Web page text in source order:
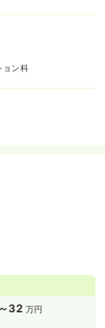
ョン科
32 万円